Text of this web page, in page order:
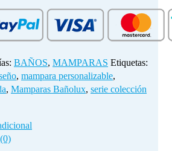
BAÑOS, MAMPARAS Etiquetas:
, mampara personalizable,
, Mamparas Bañolux, serie colección